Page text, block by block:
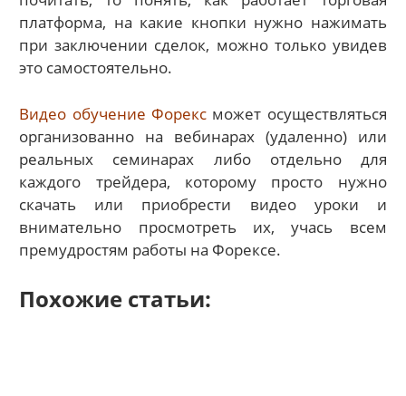
платформа, на какие кнопки нужно нажимать
при заключении сделок, можно только увидев
это самостоятельно.
Видео обучение Форекс может осуществляться
организованно на вебинарах (удаленно) или
реальных семинарах либо отдельно для
каждого трейдера, которому просто нужно
скачать или приобрести видео уроки и
внимательно просмотреть их, учась всем
премудростям работы на Форексе.
Похожие статьи: